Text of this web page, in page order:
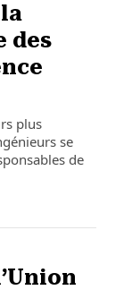
des
plus
se
de